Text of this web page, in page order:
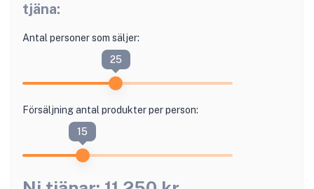
tjäna:
Antal personer som säljer:
25
Försäljning antal produkter per person:
15